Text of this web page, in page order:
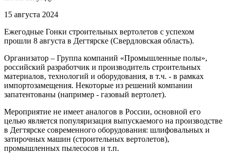
15 августа 2024
Ежегодные Гонки строительных вертолетов с успехом
прошли 8 августа в Дегтярске (Свердловская область).
Организатор – Группа компаний «Промышленные полы»,
российский разработчик и производитель строительных
материалов, технологий и оборудования, в т.ч. - в рамках
импортозамещения. Некоторые из решений компании
запатентованы (например - газовый вертолет).
Мероприятие не имеет аналогов в России, основной его
целью является популяризация выпускаемого на производстве
в Дегтярске современного оборудования: шлифовальных и
затирочных машин (строительных вертолетов),
промышленных пылесосов и т.п.